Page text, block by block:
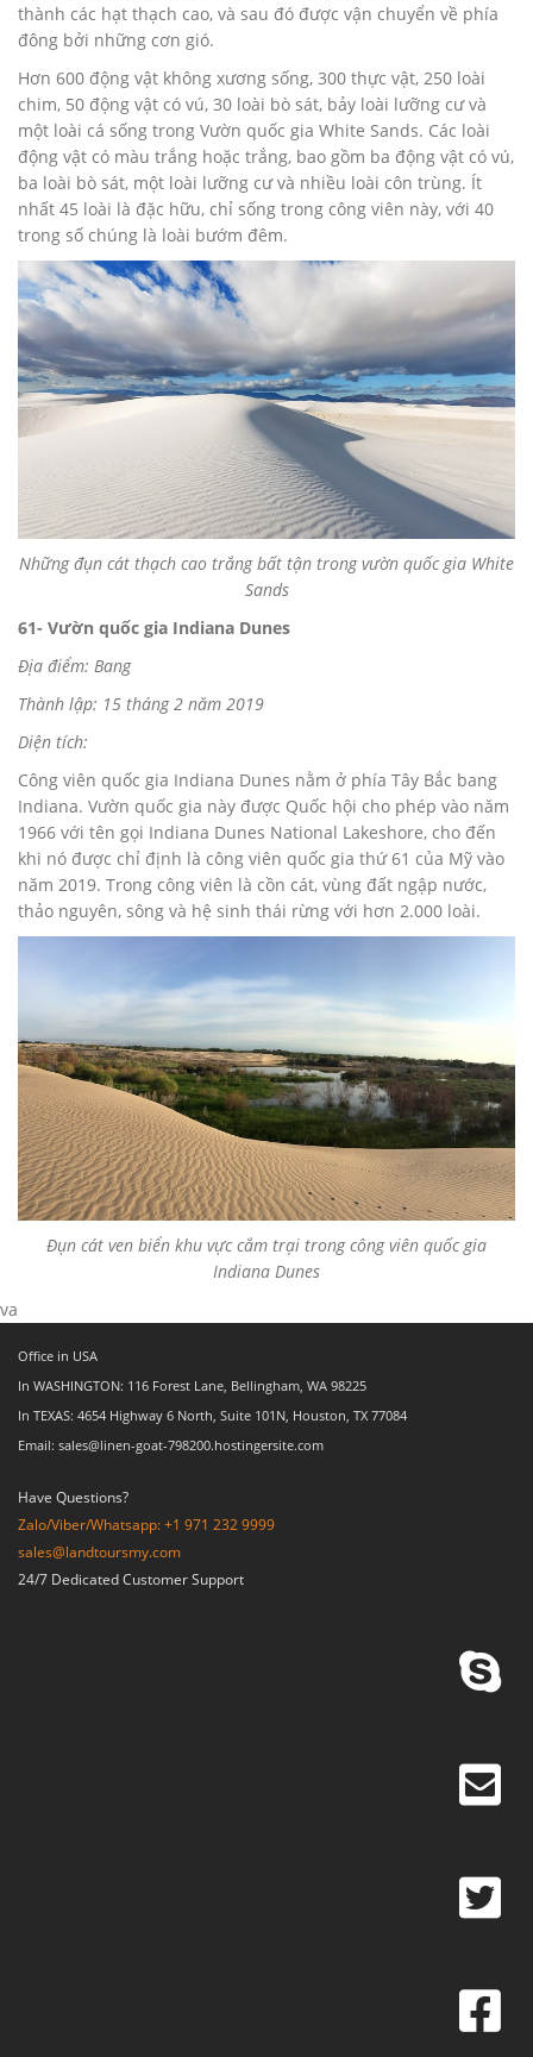
thành các hạt thạch cao, và sau đó được vận chuyển về phía
đông bởi những cơn gió.
Hơn 600 động vật không xương sống, 300 thực vật, 250 loài
chim, 50 động vật có vú, 30 loài bò sát, bảy loài lưỡng cư và
một loài cá sống trong Vườn quốc gia White Sands. Các loài
động vật có màu trắng hoặc trắng, bao gồm ba động vật có vú,
ba loài bò sát, một loài lưỡng cư và nhiều loài côn trùng. Ít
nhất 45 loài là đặc hữu, chỉ sống trong công viên này, với 40
trong số chúng là loài bướm đêm.
Những đụn cát thạch cao trắng bất tận trong vườn quốc gia White
Sands
61- Vườn quốc gia Indiana Dunes
Địa điểm: Bang
Thành lập: 15 tháng 2 năm 2019
Diện tích:
Công viên quốc gia Indiana Dunes nằm ở phía Tây Bắc bang
Indiana. Vườn quốc gia này được Quốc hội cho phép vào năm
1966 với tên gọi Indiana Dunes National Lakeshore, cho đến
khi nó được chỉ định là công viên quốc gia thứ 61 của Mỹ vào
năm 2019. Trong công viên là cồn cát, vùng đất ngập nước,
thảo nguyên, sông và hệ sinh thái rừng với hơn 2.000 loài.
Đụn cát ven biển khu vực cắm trại trong công viên quốc gia
Indiana Dunes
va
Office in USA
In WASHINGTON: 116 Forest Lane, Bellingham, WA 98225
In TEXAS: 4654 Highway 6 North, Suite 101N, Houston, TX 77084
Email: sales@linen-goat-798200.hostingersite.com
Have Questions?
Zalo/Viber/Whatsapp: +1 971 232 9999
sales@landtoursmy.com
24/7 Dedicated Customer Support